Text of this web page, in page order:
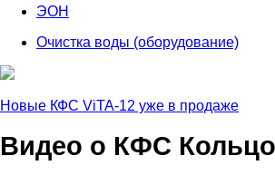
ЭОН
Очистка воды (оборудование)
Новые КФС ViTA-12 уже в продаже
Видео о КФС